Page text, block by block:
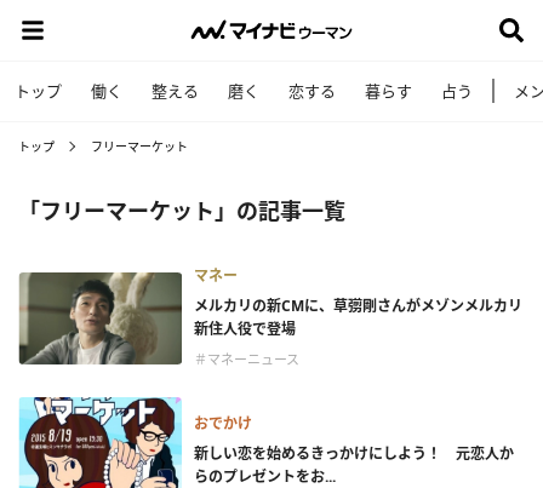
トップ 働く 整える 磨く 恋する 暮らす 占う メ
トップ フリーマーケット
「フリーマーケット」の記事一覧
マネー
メルカリの新CMに、草彅剛さんがメゾンメルカリ
新住人役で登場
＃マネーニュース
おでかけ
新しい恋を始めるきっかけにしよう！ 元恋人か
らのプレゼントをお...